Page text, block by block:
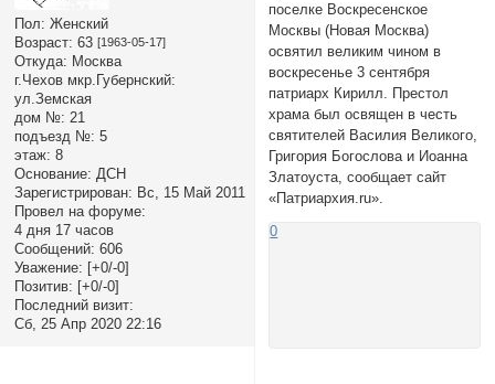
Пол: Женский
Возраст: 63 [1963-05-17]
Откуда: Москва
г.Чехов мкр.Губернский:
ул.Земская
дом №: 21
подъезд №: 5
этаж: 8
Основание: ДСН
Зарегистрирован: Вс, 15 Май 2011
Провел на форуме:
4 дня 17 часов
Сообщений: 606
Уважение: [+0/-0]
Позитив: [+0/-0]
Последний визит:
Сб, 25 Апр 2020 22:16
поселке Воскресенское
Москвы (Новая Москва)
освятил великим чином в
воскресенье 3 сентября
патриарх Кирилл. Престол
храма был освящен в честь
святителей Василия Великого,
Григория Богослова и Иоанна
Златоуста, сообщает сайт
«Патриархия.ru».
0